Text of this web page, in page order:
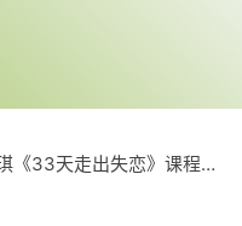
陆琪《33天走出失恋》课程目录 陆琪《33天走出失恋》课程截图